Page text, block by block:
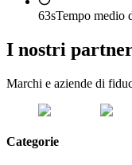
63sTempo medio
I nostri
Marchi e aziende di
Categorie